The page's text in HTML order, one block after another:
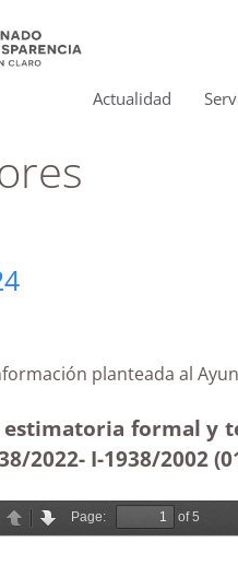
Actualidad
planteada al
estimatoria formal y
2022- I-1938/2002